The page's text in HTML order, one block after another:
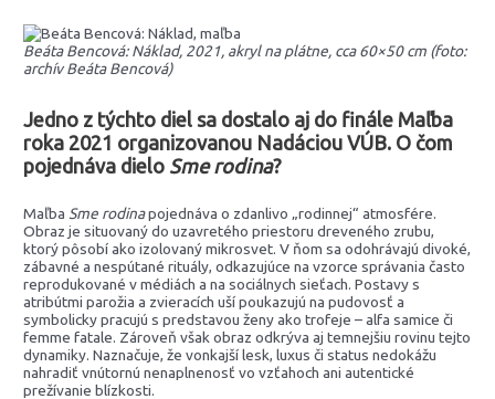
Beáta Bencová: Náklad, 2021, akryl na plátne, cca 60×50 cm (foto:
archív Beáta Bencová)
Jedno z týchto diel sa dostalo aj do finále Maľba
roka 2021 organizovanou Nadáciou VÚB. O čom
pojednáva dielo Sme rodina?
Maľba Sme rodinapojednáva o zdanlivo „rodinnej“ atmosfére.
Obraz je situovaný do uzavretého priestoru dreveného zrubu,
ktorý pôsobí ako izolovaný mikrosvet. V ňom sa odohrávajú divoké,
zábavné a nespútané rituály, odkazujúce na vzorce správania často
reprodukované v médiách a na sociálnych sieťach. Postavy s
atribútmi parožia a zvieracích uší poukazujú na pudovosť a
symbolicky pracujú s predstavou ženy ako trofeje – alfa samice či
femme fatale. Zároveň však obraz odkrýva aj temnejšiu rovinu tejto
dynamiky. Naznačuje, že vonkajší lesk, luxus či status nedokážu
nahradiť vnútornú nenaplnenosť vo vzťahoch ani autentické
prežívanie blízkosti.